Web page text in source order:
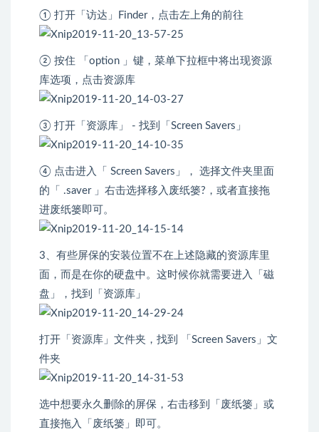
① 打开「访达」Finder，点击左上角的前往
② 按住 「option 」键，菜单下拉框中将出现资源
库选项，点击资源库
③ 打开「资源库」 - 找到「Screen Savers」
④ 点击进入「 Screen Savers」， 选择文件夹里面
的「 .saver 」右击选择移入废纸篓?，或者直接拖
进废纸篓即可。
3、有些屏保的安装位置不在上述隐藏的资源库里
面，而是在你的硬盘中。这时候你就需要进入「磁
盘」，找到「资源库」
打开「资源库」文件夹，找到 「Screen Savers」文
件夹
选中想要永久删除的屏保，右击移到「废纸篓」或
直接拖入「废纸篓」即可。